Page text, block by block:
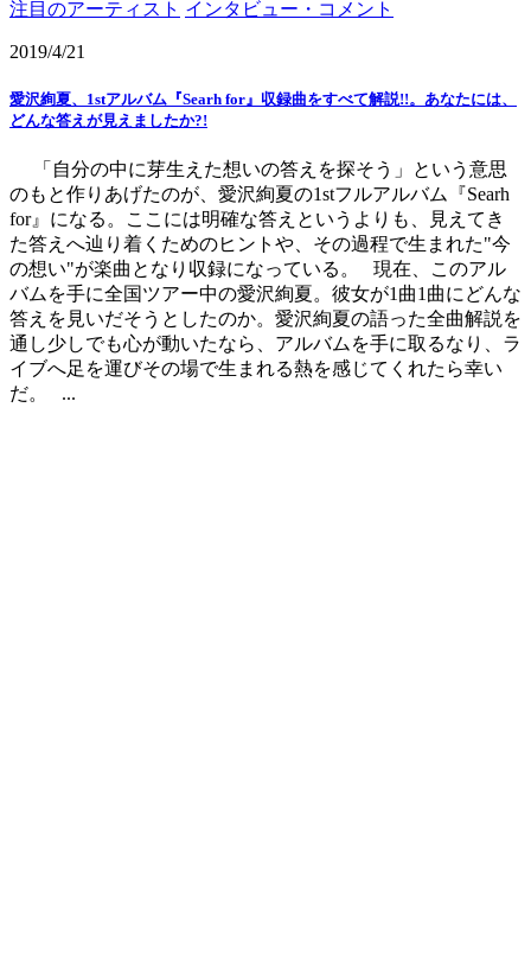
注目のアーティスト インタビュー・コメント
2019/4/21
愛沢絢夏、1stアルバム『Searh for』収録曲をすべて解説!!。あなたには、
どんな答えが見えましたか?!
「自分の中に芽生えた想いの答えを探そう」という意思
のもと作りあげたのが、愛沢絢夏の1stフルアルバム『Searh
for』になる。ここには明確な答えというよりも、見えてき
た答えへ辿り着くためのヒントや、その過程で生まれた"今
の想い"が楽曲となり収録になっている。 現在、このアル
バムを手に全国ツアー中の愛沢絢夏。彼女が1曲1曲にどんな
答えを見いだそうとしたのか。愛沢絢夏の語った全曲解説を
通し少しでも心が動いたなら、アルバムを手に取るなり、ラ
イブへ足を運びその場で生まれる熱を感じてくれたら幸い
だ。 ...